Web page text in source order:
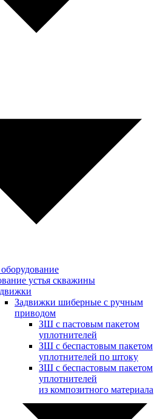
устья скважины
Задвижки шиберные с ручным
приводом
ЗШ с пастовым пакетом
уплотнителей
ЗШ с беспастовым пакетом
уплотнителей по штоку
ЗШ с беспастовым пакетом
уплотнителей
из композитного материала